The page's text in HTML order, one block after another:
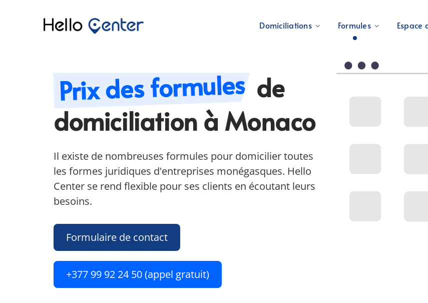
Domiciliations Formules Espace
Prix des formules de
domiciliation à Monaco
Il existe de nombreuses formules pour domicilier toutes
les formes juridiques d'entreprises monégasques. Hello
Center se rend flexible pour ses clients en écoutant leurs
besoins.
Formulaire de contact
+377 99 92 24 50 (appel gratuit)